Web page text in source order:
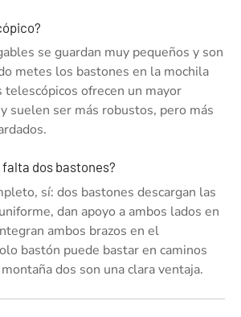
se guardan muy pequeños y son
metes los bastones en la mochila
telescópicos ofrecen un mayor
suelen ser más robustos, pero más
dos bastones?
sí: dos bastones descargan las
dan apoyo a ambos lados en
ambos brazos en el
bastón puede bastar en caminos
dos son una clara ventaja.